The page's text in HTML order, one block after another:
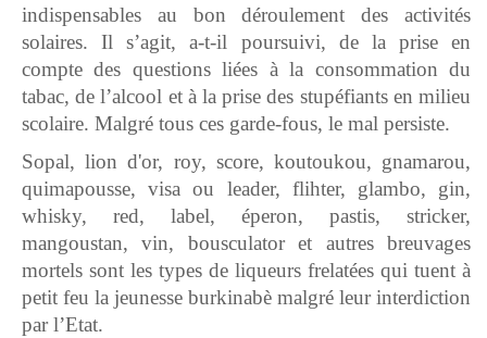
indispensables au bon déroulement des activités
solaires. Il s’agit, a-t-il poursuivi, de la prise en
compte des questions liées à la consommation du
tabac, de l’alcool et à la prise des stupéfiants en milieu
scolaire. Malgré tous ces garde-fous, le mal persiste.
Sopal, lion d'or, roy, score, koutoukou, gnamarou,
quimapousse, visa ou leader, flihter, glambo, gin,
whisky, red, label, éperon, pastis, stricker,
mangoustan, vin, bousculator et autres breuvages
mortels sont les types de liqueurs frelatées qui tuent à
petit feu la jeunesse burkinabè malgré leur interdiction
par l’Etat.